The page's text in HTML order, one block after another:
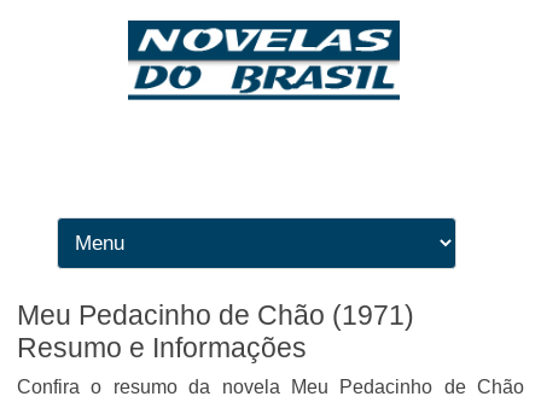
Meu Pedacinho de Chão (1971)
Resumo e Informações
Confira o resumo da novela Meu Pedacinho de Chão